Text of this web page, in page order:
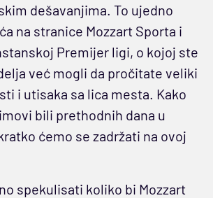
dešavanjima. To ujedno
na stranice Mozzart Sporta i
Premijer ligi, o kojoj ste
već mogli da pročitate veliki
i utisaka sa lica mesta. Kako
bili prethodnih dana u
ćemo se zadržati na ovoj
spekulisati koliko bi Mozzart